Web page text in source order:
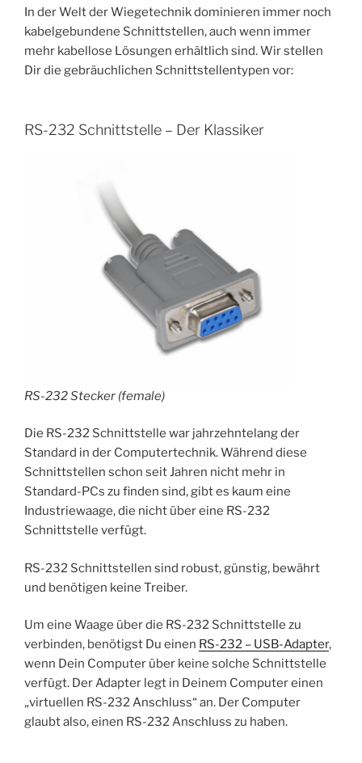
In der Welt der Wiegetechnik dominieren immer noch
kabelgebundene Schnittstellen, auch wenn immer
mehr kabellose Lösungen erhältlich sind. Wir stellen
Dir die gebräuchlichen Schnittstellentypen vor:
RS-232 Schnittstelle – Der Klassiker
RS-232 Stecker (female)
Die RS-232 Schnittstelle war jahrzehntelang der
Standard in der Computertechnik. Während diese
Schnittstellen schon seit Jahren nicht mehr in
Standard-PCs zu finden sind, gibt es kaum eine
Industriewaage, die nicht über eine RS-232
Schnittstelle verfügt.
RS-232 Schnittstellen sind robust, günstig, bewährt
und benötigen keine Treiber.
Um eine Waage über die RS-232 Schnittstelle zu
verbinden, benötigst Du einen RS-232 – USB-Adapter,
wenn Dein Computer über keine solche Schnittstelle
verfügt. Der Adapter legt in Deinem Computer einen
„virtuellen RS-232 Anschluss“ an. Der Computer
glaubt also, einen RS-232 Anschluss zu haben.